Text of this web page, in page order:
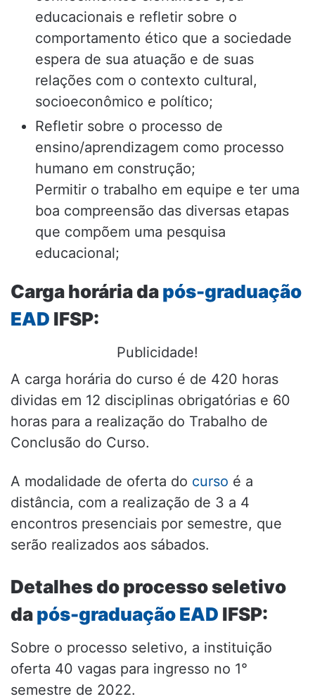
educacionais e refletir sobre o
comportamento ético que a sociedade
espera de sua atuação e de suas
relações com o contexto cultural,
socioeconômico e político;
Refletir sobre o processo de
ensino/aprendizagem como processo
humano em construção;
Permitir o trabalho em equipe e ter uma
boa compreensão das diversas etapas
que compõem uma pesquisa
educacional;
Carga horária dapós-graduação
EAD IFSP:
Publicidade!
A carga horária do curso é de 420 horas
dividas em 12 disciplinas obrigatórias e 60
horas para a realização do Trabalho de
Conclusão do Curso.
A modalidade de oferta do curso é a
distância, com a realização de 3 a 4
encontros presenciais por semestre, que
serão realizados aos sábados.
Detalhes do processo seletivo
dapós-graduaçãoEAD IFSP:
Sobre o processo seletivo, a instituição
oferta 40 vagas para ingresso no 1°
semestre de 2022.